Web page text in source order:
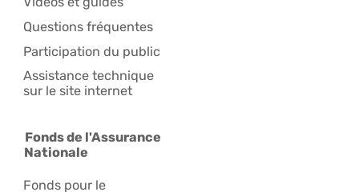
Questions fréquentes
Participation du public
Assistance technique
sur le site internet
Fonds de l'Assurance
Nationale
Fonds pour le